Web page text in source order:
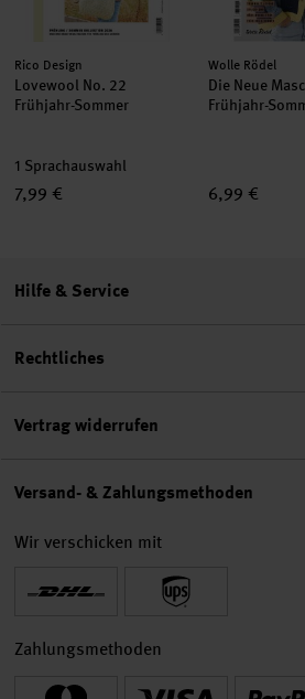
Hersteller:
Rico Design
Lovewool No. 22
Frühjahr-Sommer
1 Sprachauswahl
7,99 €
Hersteller:
Wolle Rödel
Die Neue
Frühjahr-
6,99 €
Hilfe & Service
Rechtliches
Vertrag widerrufen
Versand- & Zahlungsmethoden
Wir verschicken mit
Zahlungsmethoden